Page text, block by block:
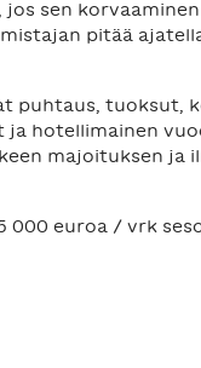
sen
pitää
puhtaus, tuoksut,
hotellimainen
majoituksen
000 euroa / vrk